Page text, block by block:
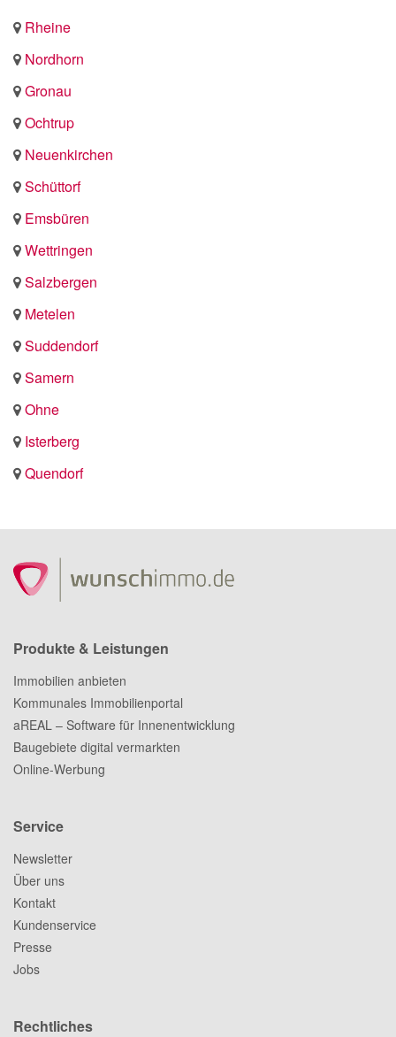
Rheine
Nordhorn
Gronau
Ochtrup
Neuenkirchen
Schüttorf
Emsbüren
Wettringen
Salzbergen
Metelen
Suddendorf
Samern
Ohne
Isterberg
Quendorf
Produkte & Leistungen
Immobilien anbieten
Kommunales Immobilienportal
aREAL – Software für Innenentwicklung
Baugebiete digital vermarkten
Online-Werbung
Service
Newsletter
Über uns
Kontakt
Kundenservice
Presse
Jobs
Rechtliches